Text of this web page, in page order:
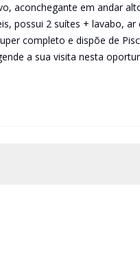
aconchegante em andar
possui 2 suítes + lavabo,
completo e dispõe de
a sua visita nesta